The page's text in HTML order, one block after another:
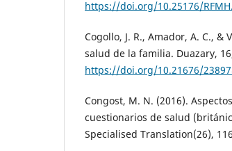
https://doi.org/10.25176/
Cogollo, J. R., Amador, A. C.,
salud de la familia. Duazary,
https://doi.org/10.21676/
Congost, M. N. (2016).
cuestionarios de salud
Specialised Translation(26),